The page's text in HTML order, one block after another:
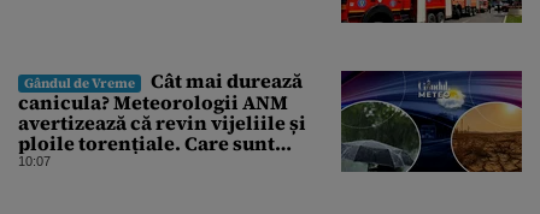
Gândul de Vreme
Cât mai durează
canicula? Meteorologii ANM
avertizează că revin vijeliile și
ploile torențiale. Care sunt
zonele vizate, începând chiar de
10:07